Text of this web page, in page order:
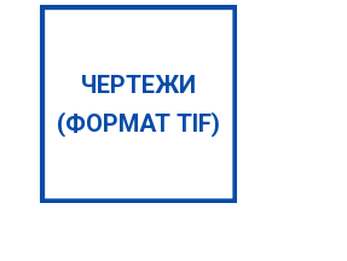
ЧЕРТЕЖИ
(ФОРМАТ TIF)